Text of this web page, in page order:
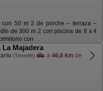
50 m 2 de porche – terraza –
de 300 m 2 con piscina de 8 x 4
con ...
Majadera
(Tenerife) a 46,6 km de